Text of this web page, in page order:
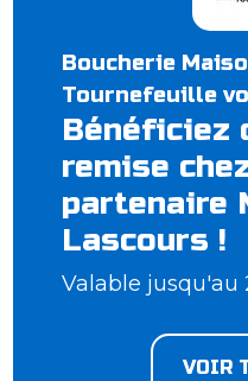
Boucherie
Tournefeuille
Bénéficiez
remise
partenaire
Lascours !
Valable jusqu'au
VOIR